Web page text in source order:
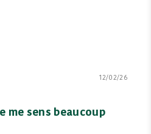
12/02/26
me sens beaucoup